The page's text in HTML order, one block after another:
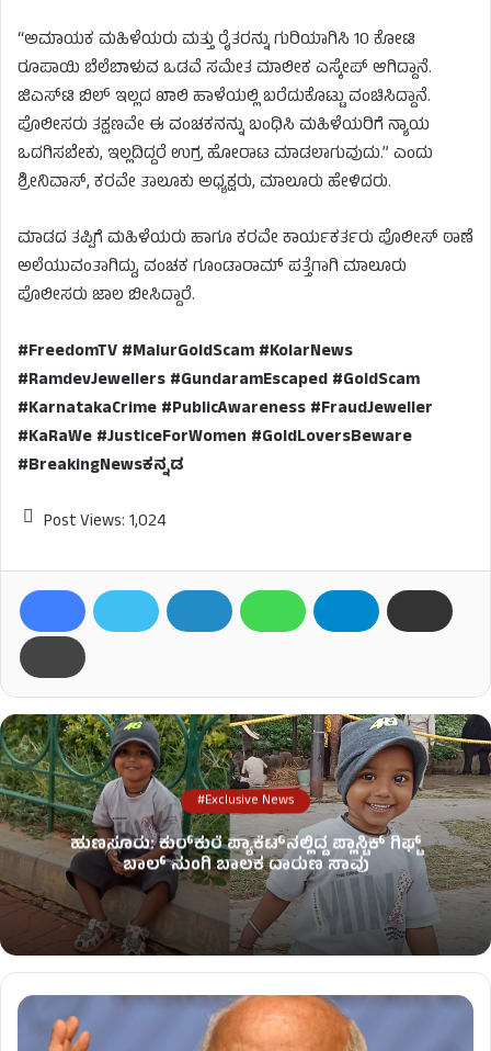
“ಅಮಾಯಕ ಮಹಿಳೆಯರು ಮತ್ತು ರೈತರನ್ನು ಗುರಿಯಾಗಿಸಿ 10 ಕೋಟಿ
ರೂಪಾಯಿ ಬೆಲೆಬಾಳುವ ಒಡವೆ ಸಮೇತ ಮಾಲೀಕ ಎಸ್ಕೇಪ್ ಆಗಿದ್ದಾನೆ.
ಜಿಎಸ್‌ಟಿ ಬಿಲ್ ಇಲ್ಲದ ಖಾಲಿ ಹಾಳೆಯಲ್ಲಿ ಬರೆದುಕೊಟ್ಟು ವಂಚಿಸಿದ್ದಾನೆ.
ಪೊಲೀಸರು ತಕ್ಷಣವೇ ಈ ವಂಚಕನನ್ನು ಬಂಧಿಸಿ ಮಹಿಳೆಯರಿಗೆ ನ್ಯಾಯ
ಒದಗಿಸಬೇಕು, ಇಲ್ಲದಿದ್ದರೆ ಉಗ್ರ ಹೋರಾಟ ಮಾಡಲಾಗುವುದು.” ಎಂದು
ಶ್ರೀನಿವಾಸ್, ಕರವೇ ತಾಲೂಕು ಅಧ್ಯಕ್ಷರು, ಮಾಲೂರು ಹೇಳಿದರು.
ಮಾಡದ ತಪ್ಪಿಗೆ ಮಹಿಳೆಯರು ಹಾಗೂ ಕರವೇ ಕಾರ್ಯಕರ್ತರು ಪೊಲೀಸ್ ಠಾಣೆ
ಅಲೆಯುವಂತಾಗಿದ್ದು, ವಂಚಕ ಗೂಂಡಾರಾಮ್ ಪತ್ತೆಗಾಗಿ ಮಾಲೂರು
ಪೊಲೀಸರು ಜಾಲ ಬೀಸಿದ್ದಾರೆ.
#FreedomTV #MalurGoldScam #KolarNews
#RamdevJewellers #GundaramEscaped #GoldScam
#KarnatakaCrime #PublicAwareness #FraudJeweller
#KaRaWe #JusticeForWomen #GoldLoversBeware
#BreakingNewsಕನ್ನಡ
Post Views: 1,024
#Exclusive News
ಹುಣಸೂರು: ಕುರ್‌ಕುರೆ ಪ್ಯಾಕೆಟ್‌ನಲ್ಲಿದ್ದ ಪ್ಲಾಸ್ಟಿಕ್ ಗಿಫ್ಟ್
ಬಾಲ್ ನುಂಗಿ ಬಾಲಕ ದಾರುಣ ಸಾವು